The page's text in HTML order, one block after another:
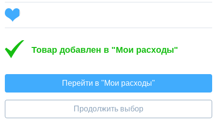
Товар добавлен в "Мои расходы"
Перейти в "Мои расходы"
Продолжить выбор